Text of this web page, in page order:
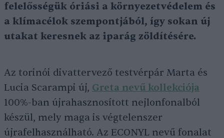
felelősségük óriási a környezetvédelem és
a klímacélok szempontjából, így sokan új
utakat keresnek az iparág zöldítésére.
Az torinói divattervező testvérpár Marta és
Lucia Scarampi új, Greta nevű kollekciója
100%-ban újrahasznosított nejlonfonalból
készül, mely maga is végtelenszer
újrafelhasználható. Az ECONYL nevű fonalat